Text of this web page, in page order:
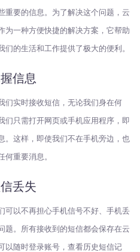
重要的信息。为了解决这个问题，云
为一种方便快捷的解决方案，它帮助
的生活和工作提供了极大的便利。
信息
们实时接收短信，无论我们身在何
们只需打开网页或手机应用程序，即
。这样，即使我们不在手机旁边，也
重要消息。
丢失
可以不再担心手机信号不好、手机丢
题。所有接收到的短信都会保存在云
以随时登录账号，查看历史短信记